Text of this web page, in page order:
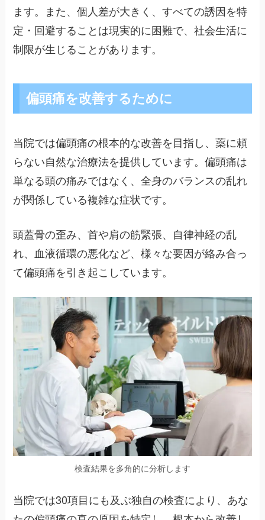
ます。また、個人差が大きく、すべての誘因を特
定・回避することは現実的に困難で、社会生活に
制限が生じることがあります。
偏頭痛を改善するために
当院では偏頭痛の根本的な改善を目指し、薬に頼
らない自然な治療法を提供しています。偏頭痛は
単なる頭の痛みではなく、全身のバランスの乱れ
が関係している複雑な症状です。
頭蓋骨の歪み、首や肩の筋緊張、自律神経の乱
れ、血液循環の悪化など、様々な要因が絡み合っ
て偏頭痛を引き起こしています。
検査結果を多角的に分析します
当院では30項目にも及ぶ独自の検査により、あな